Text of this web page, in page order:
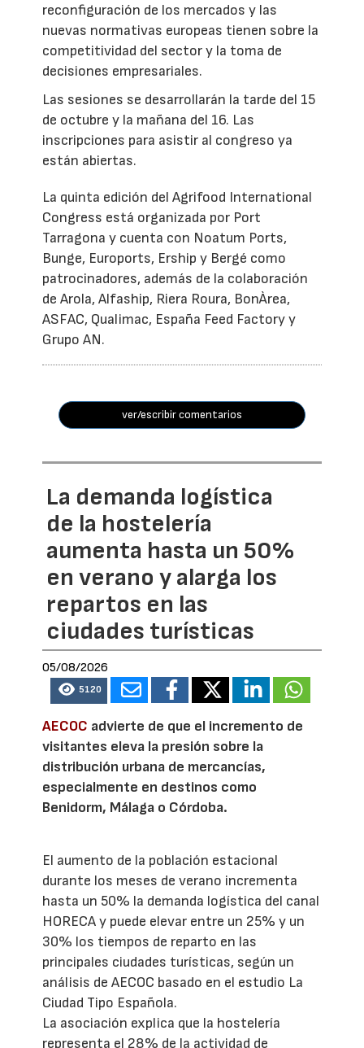
reconfiguración de los mercados y las
nuevas normativas europeas tienen sobre la
competitividad del sector y la toma de
decisiones empresariales.
Las sesiones se desarrollarán la tarde del 15
de octubre y la mañana del 16. Las
inscripciones para asistir al congreso ya
están abiertas.
La quinta edición del Agrifood International
Congress está organizada por Port
Tarragona y cuenta con Noatum Ports,
Bunge, Euroports, Ership y Bergé como
patrocinadores, además de la colaboración
de Arola, Alfaship, Riera Roura, BonÀrea,
ASFAC, Qualimac, España Feed Factory y
Grupo AN.
ver/escribir comentarios
La demanda logística
de la hostelería
aumenta hasta un 50%
en verano y alarga los
repartos en las
ciudades turísticas
05/08/2026
5120
AECOC advierte de que el incremento de
visitantes eleva la presión sobre la
distribución urbana de mercancías,
especialmente en destinos como
Benidorm, Málaga o Córdoba.
El aumento de la población estacional
durante los meses de verano incrementa
hasta un 50% la demanda logística del canal
HORECA y puede elevar entre un 25% y un
30% los tiempos de reparto en las
principales ciudades turísticas, según un
análisis de AECOC basado en el estudio La
Ciudad Tipo Española.
La asociación explica que la hostelería
representa el 28% de la actividad de